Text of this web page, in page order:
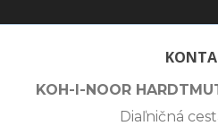
KOH-I-NOOR
Diaľničná